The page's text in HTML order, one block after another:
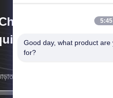
Liangchuan
Co.,Ltd
সম্ভব আমরা আপনার কাছে ফিরে
5:45
Good day, what product are
for?